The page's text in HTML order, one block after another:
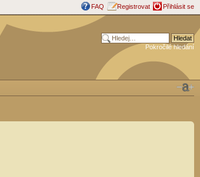
FAQ Registrovat Přihlásit se
Pokročilé hledání